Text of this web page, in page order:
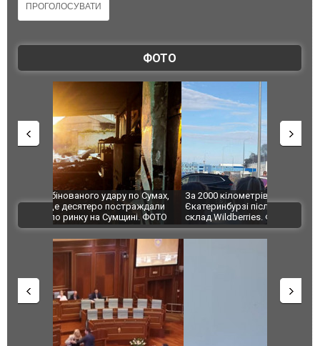
ФОТО
За 2000 кілометрів від кордону з Україною: в
Єкатеринбурзі після атаки дронів загорівся
склад Wildberries. ФОТО. ВІДЕО
"Мої
ВІДЕО